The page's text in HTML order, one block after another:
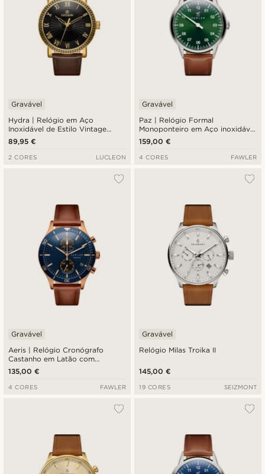
Hydra | Relógio em Aço
Inoxidável de Estilo Vintage
Castanho
Gravável
89,95 €
2 CORES LUCLEON
Paz | Relógio Formal
Monoponteiro em Aço inoxidável
Verde
Gravável
159,00 €
4 CORES FAWLER
Aeris | Relógio Cronógrafo
Castanho em Latão com
Mostrador Azul
Gravável
135,00 €
4 CORES FAWLER
Relógio Milas Troika II
Gravável
145,00 €
19 CORES SEIZMONT